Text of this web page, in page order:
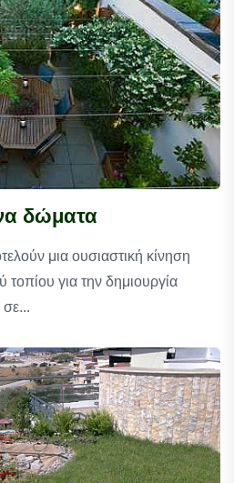
δώματα
μια ουσιαστική κίνηση
για την δημιουργία